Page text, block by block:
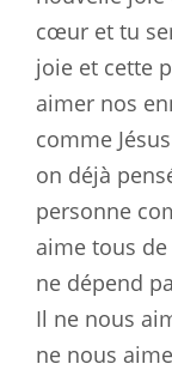
cœur et tu
joie et cette
aimer nos
comme
on déjà
personne
aime tous
ne dépend
Il ne nous
ne nous